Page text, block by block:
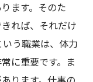
ます。そのた
れば、それだけ
う職業は、体力
に重要です。ま